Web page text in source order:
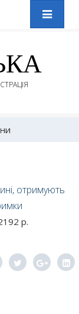
отримують
р.